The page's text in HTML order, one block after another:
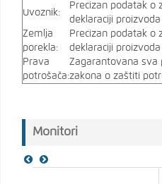
Uvoznik:
Precizan podatak o
deklaraciji proizvoda
Zemlja
porekla:
Precizan podatak o
deklaraciji proizvoda
Prava
potrošača:
Zagarantovana sva
zakona o zaštiti
Monitori